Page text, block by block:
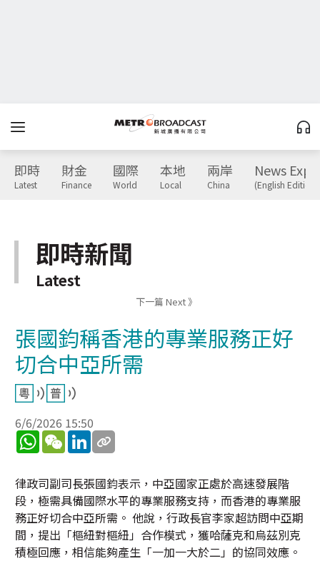
即時
Latest
財金
Finance
國際
World
本地
Local
兩岸
China
News
(English Edition)
即時新聞
Latest
下一篇 Next 》
張國鈞稱香港的專業服務正好
切合中亞所需
6/6/2026 15:50
WhatsApp
WeChatLinkedIn
律政司副司長張國鈞表示，中亞國家正處於高速發展階
段，極需具備國際水平的專業服務支持，而香港的專業服
務正好切合中亞所需。 他說，行政長官李家超訪問中亞期
間，提出「樞紐對樞紐」合作模式，獲哈薩克和烏茲別克
積極回應，相信能夠產生「一加一大於二」的協同效應。